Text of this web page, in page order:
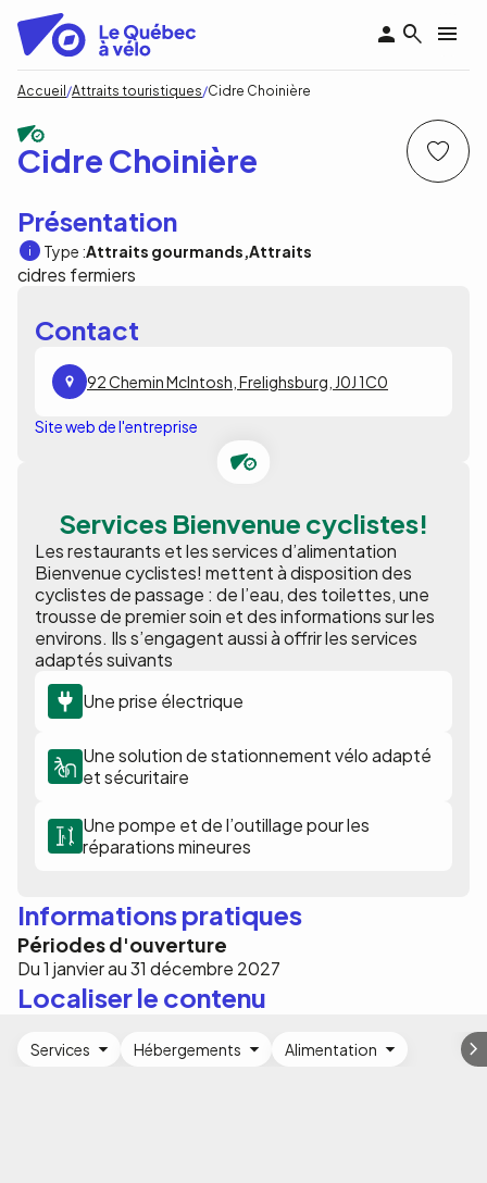
contenu
principal
Fil
d'Ariane
Accueil Attraits touristiques Cidre Choinière
Cidre Choinière
Présentation
Type :Attraits gourmands Attraits
cidres fermiers
Contact
92 Chemin McIntosh, Frelighsburg, J0J 1C0
Site web de l'entreprise
Services Bienvenue cyclistes!
Les restaurants et les services d’alimentation
Bienvenue cyclistes! mettent à disposition des
cyclistes de passage : de l’eau, des toilettes, une
trousse de premier soin et des informations sur les
environs. Ils s’engagent aussi à offrir les services
adaptés suivants
Une prise électrique
Une solution de stationnement vélo adapté
et sécuritaire
Une pompe et de l’outillage pour les
réparations mineures
Informations pratiques
Périodes d'ouverture
Du 1 janvier au 31 décembre 2027
Localiser le contenu
Services Hébergements Alimentation